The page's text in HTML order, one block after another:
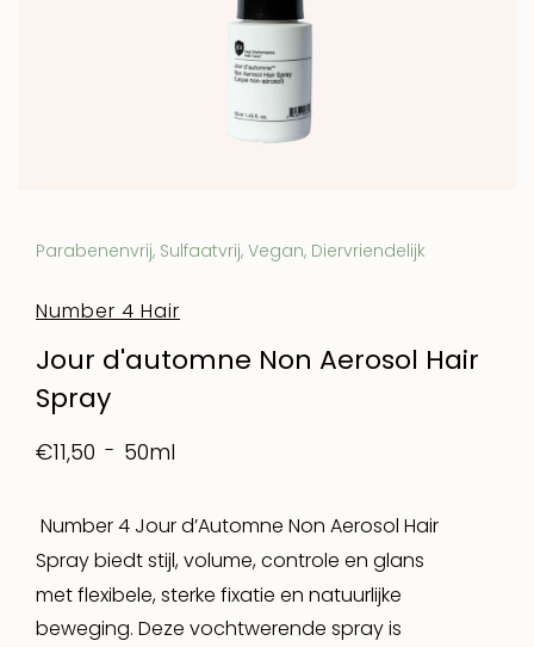
Parabenenvrij, Sulfaatvrij, Vegan, Diervriendelijk
Number 4 Hair
Jour d'automne Non Aerosol Hair
Spray
€11,50 50ml
Number 4 Jour d’Automne Non Aerosol Hair
Spray biedt stijl, volume, controle en glans
met flexibele, sterke fixatie en natuurlijke
beweging. Deze vochtwerende spray is